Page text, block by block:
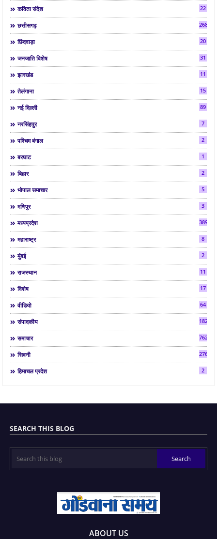
कविता संदेश 22
छत्तीसगढ़ 268
छिंदवाड़ा 20
जनजाति विशेष 31
झारखंड 11
तेलंगाना 15
नई दिल्ली 89
नरसिंहपुर 7
पश्चिम बंगाल 2
बरघाट 1
बिहार 2
भोपाल समाचार 5
मणिपुर 3
मध्यप्रदेश 3892
महाराष्ट्र 8
मुंबई 2
राजस्थान 11
विशेष 17
वीडियो 64
संपादकीय 182
समाचार 7624
सिवनी 2763
हिमाचल प्रदेश 2
SEARCH THIS BLOG
ABOUT US